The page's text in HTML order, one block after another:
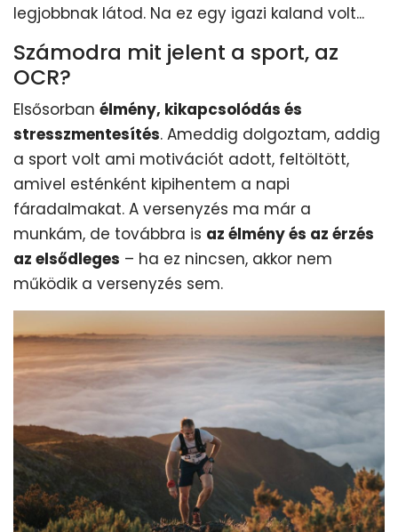
legjobbnak látod. Na ez egy igazi kaland volt...
Számodra mit jelent a sport, az
OCR?
Elsősorban élmény, kikapcsolódás és
stresszmentesítés. Ameddig dolgoztam, addig
a sport volt ami motivációt adott, feltöltött,
amivel esténként kipihentem a napi
fáradalmakat. A versenyzés ma már a
munkám, de továbbra is az élmény és az érzés
az elsődleges – ha ez nincsen, akkor nem
működik a versenyzés sem.